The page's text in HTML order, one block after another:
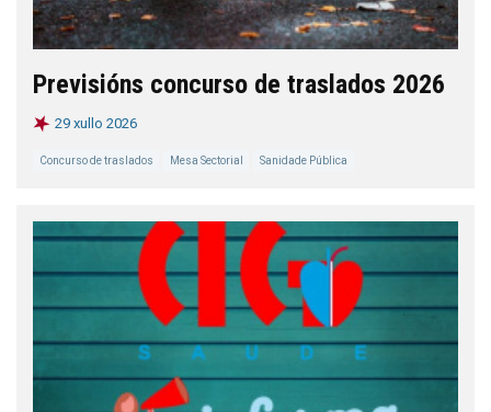
Previsións concurso de traslados 2026
29 xullo 2026
Concurso de traslados Mesa Sectorial Sanidade Pública